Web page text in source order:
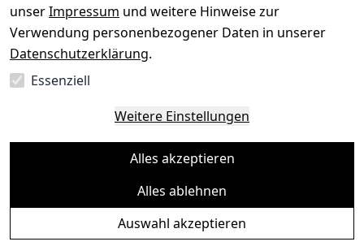
unserImpressum und weitere Hinweise zur
Verwendung personenbezogener Daten in unserer
Datenschutzerklärung.
Essenziell
Weitere Einstellungen
Alles akzeptieren
Alles ablehnen
Auswahl akzeptieren
SEPA Bank
Sicherheit
Deine Daten. Sicher. Vertraulich.
Ein Baum pro Bestellung